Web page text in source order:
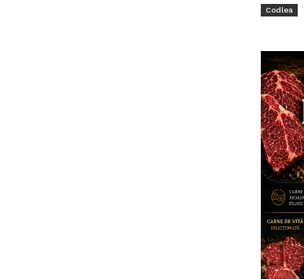
Codlea